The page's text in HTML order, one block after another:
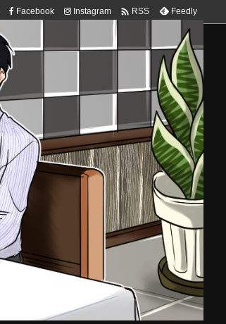
Facebook Instagram  RSS Feedly